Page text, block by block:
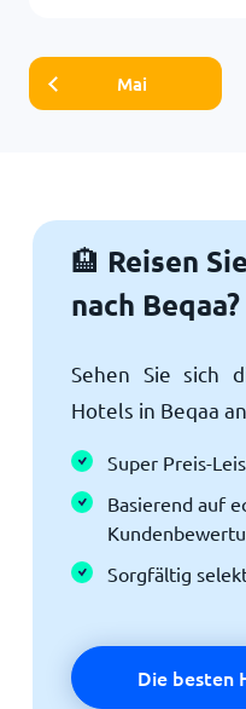
Mai
🏨 Reisen
nach Beqaa?
Sehen Sie sich
Hotels in Beqaa an.
Super Preis-
Basierend auf
Sorgfältig
Die besten